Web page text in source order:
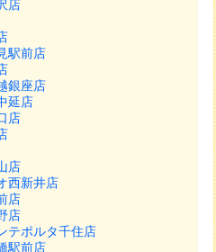
店
駅前店
銀座店
延店
店
店
西新井店
店
店
テポルタ千住店
駅前店